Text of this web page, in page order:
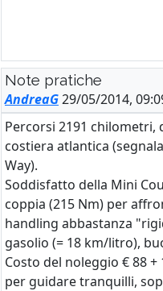
Note pratiche
AndreaG29/05/2014,
Percorsi 2191 chilometri,
costiera atlantica
Way).
Soddisfatto della Mini
coppia (215 Nm) per
handling abbastanza
gasolio (= 18 km/litro),
Costo del noleggio € 88
per guidare tranquilli,